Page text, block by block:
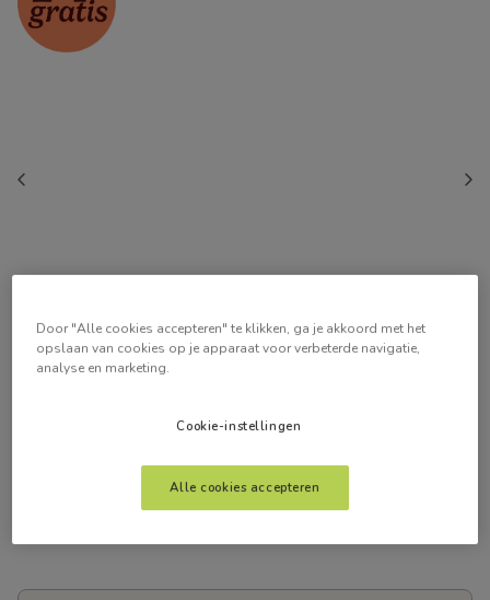
Door "Alle cookies accepteren" te klikken, ga je akkoord met het
opslaan van cookies op je apparaat voor verbeterde navigatie,
analyse en marketing.
Cookie-instellingen
Alle cookies accepteren